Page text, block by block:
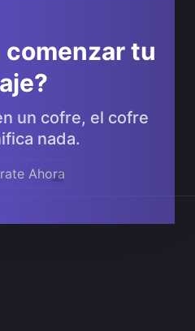
comenzar tu
un cofre, el cofre
nada.
Ahora